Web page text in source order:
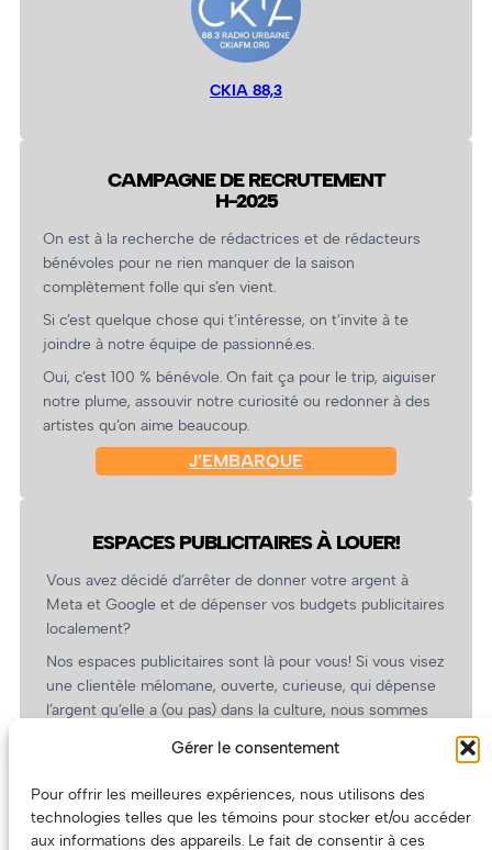
Gérer le consentement
Pour offrir les meilleures expériences, nous utilisons des
technologies telles que les témoins pour stocker et/ou accéder
aux informations des appareils. Le fait de consentir à ces
CKIA 88,3
CAMPAGNE DE RECRUTEMENT
H-2025
On est à la recherche de rédactrices et de rédacteurs
bénévoles pour ne rien manquer de la saison
complètement folle qui s’en vient.
Si c’est quelque chose qui t’intéresse, on t’invite à te
joindre à notre équipe de passionné.es.
Oui, c’est 100 % bénévole. On fait ça pour le trip, aiguiser
notre plume, assouvir notre curiosité ou redonner à des
artistes qu’on aime beaucoup.
J’EMBARQUE
ESPACES PUBLICITAIRES À LOUER!
Vous avez décidé d’arrêter de donner votre argent à
Meta et Google et de dépenser vos budgets publicitaires
localement?
Nos espaces publicitaires sont là pour vous! Si vous visez
une clientèle mélomane, ouverte, curieuse, qui dépense
l’argent qu’elle a (ou pas) dans la culture, nous sommes
revient.
(Oui, on va avoir des tarifs spéciaux pour vous, les